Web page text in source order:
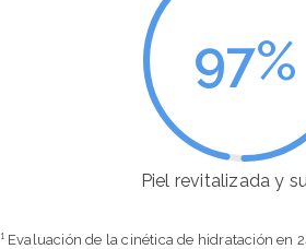
97%
Piel revitalizada y
¹ Evaluación de la cinética de hidratación en